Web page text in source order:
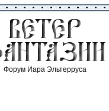
Форум Иара Эльтерруса